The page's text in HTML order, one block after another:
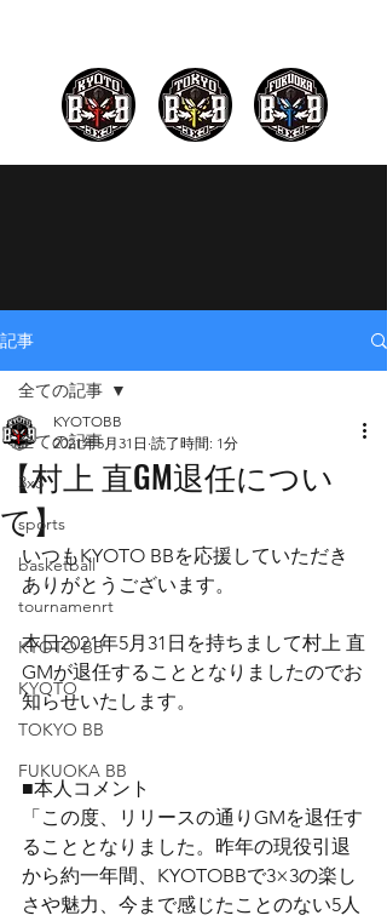
記事
全ての記事
3x3
sports
basketball
tournamenrt
KYOTO BB
KYOTO
TOKYO BB
FUKUOKA BB
全ての記事
【村上 直GM退任につい
て】
KYOTOBB
2021年5月31日 読了時間: 1分
いつもKYOTO BBを応援していただき
ありがとうございます。
本日2021年5月31日を持ちまして村上 直
GMが退任することとなりましたのでお
知らせいたします。
■本人コメント
「この度、リリースの通りGMを退任す
ることとなりました。昨年の現役引退
から約一年間、KYOTOBBで3×3の楽し
さや魅力、今まで感じたことのない5人